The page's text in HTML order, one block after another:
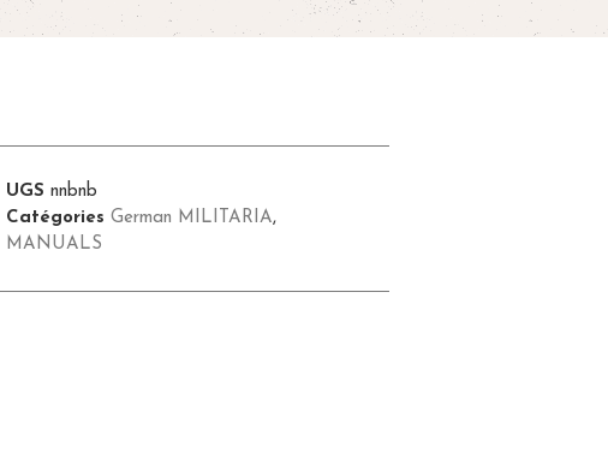
UGS nnbnb
Catégories German MILITARIA,
MANUALS